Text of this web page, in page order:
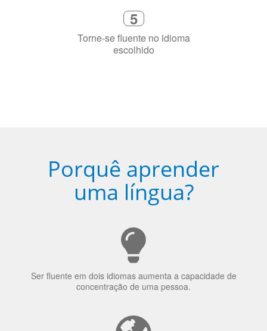
5
Torne-se fluente no idioma
escolhido
Porquê aprender
uma língua?
Ser fluente em dois idiomas aumenta a capacidade de
concentração de uma pessoa.